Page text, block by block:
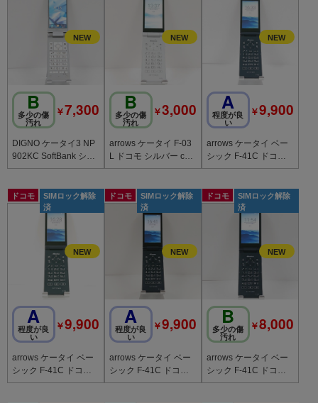
B
多少の傷
汚れ
￥7,300
DIGNO ケータイ3 NP
902KC SoftBank シル
バー c21919
B
多少の傷
汚れ
￥3,000
arrows ケータイ F-03
L ドコモ シルバー c21
917
A
程度が良
い
￥9,900
arrows ケータイ ベー
シック F-41C ドコモ
ネイビー c21909
ドコモ
SIMロック解除
済
A
程度が良
い
￥9,900
arrows ケータイ ベー
シック F-41C ドコモ
ネイビー c21908
ドコモ
SIMロック解除
済
A
程度が良
い
￥9,900
arrows ケータイ ベー
シック F-41C ドコモ
ネイビー c21907
ドコモ
SIMロック解除
済
B
多少の傷
汚れ
￥8,000
arrows ケータイ ベー
シック F-41C ドコモ
ネイビー c21906